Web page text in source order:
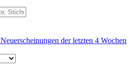
Neuerscheinungen der letzten 4 Wochen